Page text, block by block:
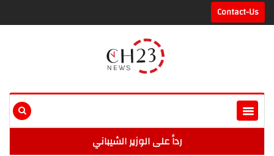
Contact-Us
رداً على الوزير الشيباني